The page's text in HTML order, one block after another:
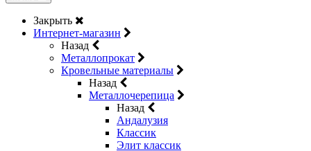
Закрыть
Интернет-магазин
Назад
Металлопрокат
Кровельные материалы
Назад
Металлочерепица
Назад
Андалузия
Классик
Элит классик